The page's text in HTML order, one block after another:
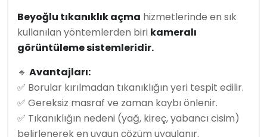
Beyoğlu tıkanıklık açma hizmetlerinde en sık
kullanılan yöntemlerden biri kameralı
görüntüleme sistemleridir.
🔹 Avantajları:
✅ Borular kırılmadan tıkanıklığın yeri tespit edilir.
✅ Gereksiz masraf ve zaman kaybı önlenir.
✅ Tıkanıklığın nedeni (yağ, kireç, yabancı cisim)
belirlenerek en uygun çözüm uygulanır.